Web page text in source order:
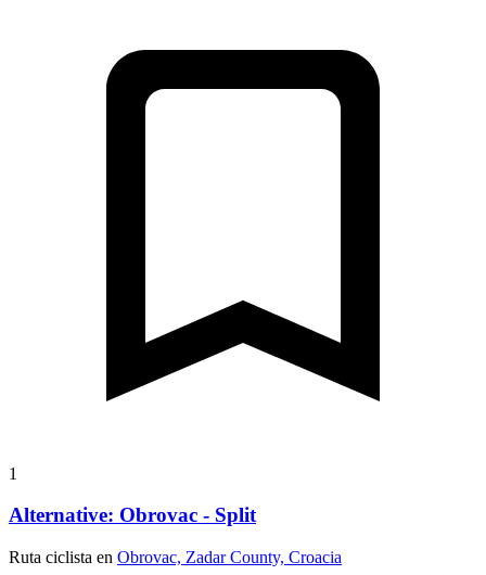
1
Alternative: Obrovac - Split
Ruta ciclista en Obrovac, Zadar County, Croacia